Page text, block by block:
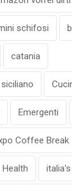
schifosi
catania
Emergenti
Coffee Break
Health